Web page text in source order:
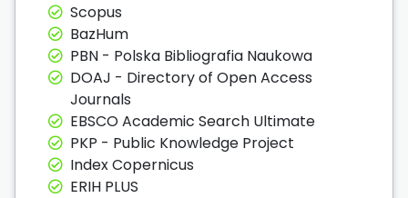
Scopus
BazHum
PBN - Polska Bibliografia Naukowa
DOAJ - Directory of Open Access
Journals
EBSCO Academic Search Ultimate
PKP - Public Knowledge Project
Index Copernicus
ERIH PLUS